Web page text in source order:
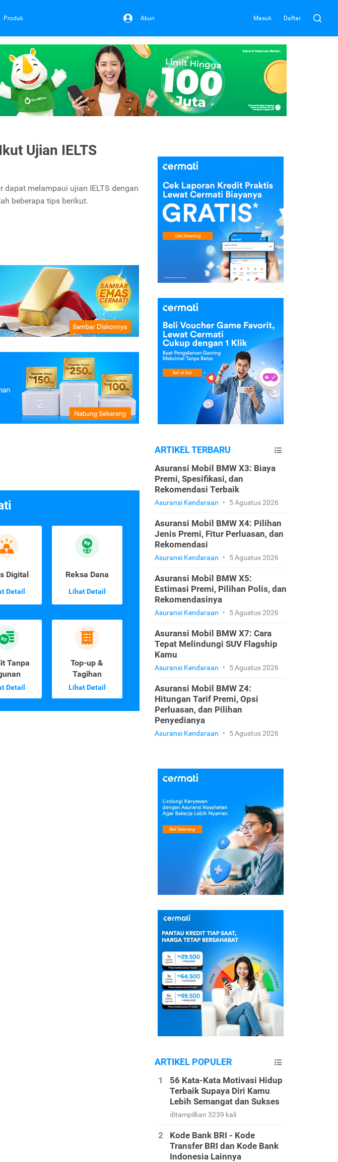
Produk Akun Masuk Daftar
Ujian IELTS
melampaui ujian IELTS dengan
beberapa tips berikut.
Digital
Detail
Reksa Dana
Lihat Detail
Tanpa
Detail
Top-up &
Tagihan
Lihat Detail
ARTIKEL TERBARU
Asuransi Mobil BMW X3: Biaya
Premi, Spesifikasi, dan
Rekomendasi Terbaik
Asuransi Kendaraan • 5 Agustus 2026
Asuransi Mobil BMW X4: Pilihan
Jenis Premi, Fitur Perluasan, dan
Rekomendasi
Asuransi Kendaraan • 5 Agustus 2026
Asuransi Mobil BMW X5:
Estimasi Premi, Pilihan Polis, dan
Rekomendasinya
Asuransi Kendaraan • 5 Agustus 2026
Asuransi Mobil BMW X7: Cara
Tepat Melindungi SUV Flagship
Kamu
Asuransi Kendaraan • 5 Agustus 2026
Asuransi Mobil BMW Z4:
Hitungan Tarif Premi, Opsi
Perluasan, dan Pilihan
Penyedianya
Asuransi Kendaraan • 5 Agustus 2026
ARTIKEL POPULER
56 Kata-Kata Motivasi Hidup
Terbaik Supaya Diri Kamu
Lebih Semangat dan Sukses
ditampilkan 3239 kali
Kode Bank BRI - Kode
Transfer BRI dan Kode Bank
Indonesia Lainnya